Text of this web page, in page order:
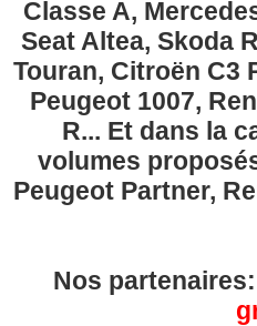
Classe A,
Seat Altea, Skoda
Touran, Citroën C3
Peugeot 1007,
R... Et dans la
volumes
Peugeot Partner,
Nos partenaires: